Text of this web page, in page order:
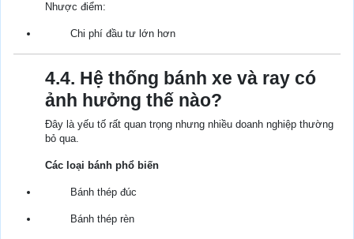
Nhược điểm:
Chi phí đầu tư lớn hơn
4.4. Hệ thống bánh xe và ray có
ảnh hưởng thế nào?
Đây là yếu tố rất quan trọng nhưng nhiều doanh nghiệp thường
bỏ qua.
Các loại bánh phổ biến
Bánh thép đúc
Bánh thép rèn